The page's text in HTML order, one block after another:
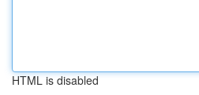
HTML is disabled